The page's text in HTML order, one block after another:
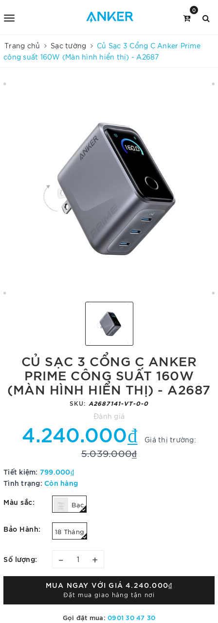
0
Trang chủ Sạc tường
Củ Sạc 3 Cổng C Anker Prime
công suất 160W (Màn hình hiển thị) - A2687
CỦ SẠC 3 CỔNG C ANKER
PRIME CÔNG SUẤT 160W
(MÀN HÌNH HIỂN THỊ) - A2687
SKU: A2687141-VT-0-0
Đánh giá
4.240.000₫ Giá thị trường:
5.039.000₫
Tiết kiệm: 799.000₫
Tình trạng: Còn hàng
Màu sắc: Bạc
Bảo Hành: 18 Tháng
Số lượng: – +
MUA NGAY VỚI GIÁ4.240.000₫
Đặt mua giao hàng tận nơi
Gọi đặt mua: 0901 30 47 30